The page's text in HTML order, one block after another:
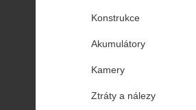
Konstrukce
Akumulátory
Kamery
Ztráty a nálezy